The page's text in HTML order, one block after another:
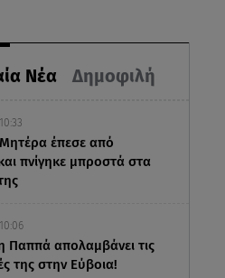
Νέα Δημοφιλή
έπεσε από
πνίγηκε μπροστά στα
Παππά απολαμβάνει τις
της στην Εύβοια!